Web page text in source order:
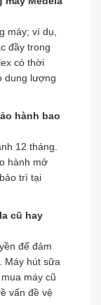
máy; ví dụ,
đầy trong
có thời
dung lượng
hành bao
12 tháng.
hành mở
trì tại
cũ hay
để đảm
Máy hút sữa
máy cũ
vấn đề vệ